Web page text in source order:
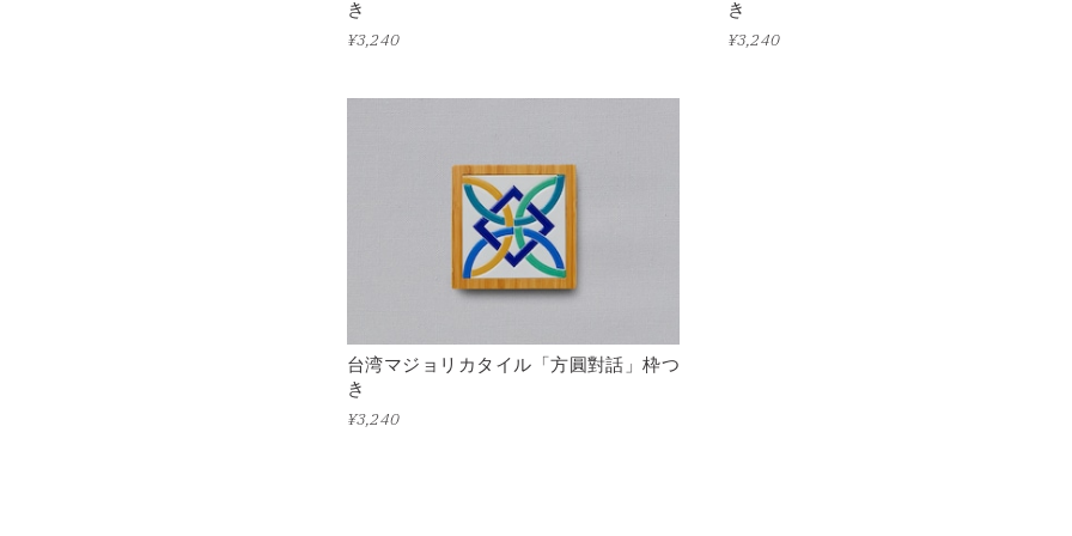
き
¥3,240
き
¥3,240
台湾マジョリカタイル「方圓對話」枠つ
き
¥3,240